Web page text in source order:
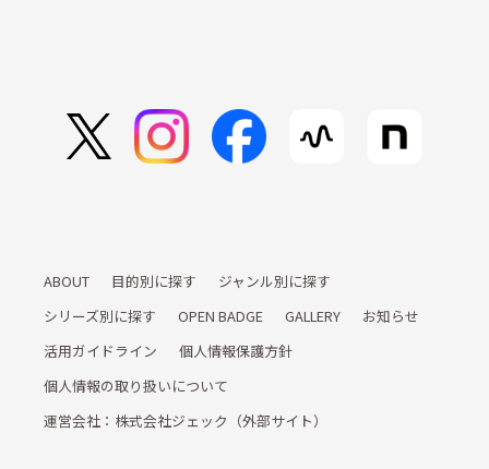
ABOUT 目的別に探す
ジャンル別に探す
シリーズ別に探す
OPEN BADGE GALLERY
お知らせ
活用ガイドライン
個人情報保護方針
個人情報の取り扱いについて
運営会社：株式会社ジェック（外部サイト）